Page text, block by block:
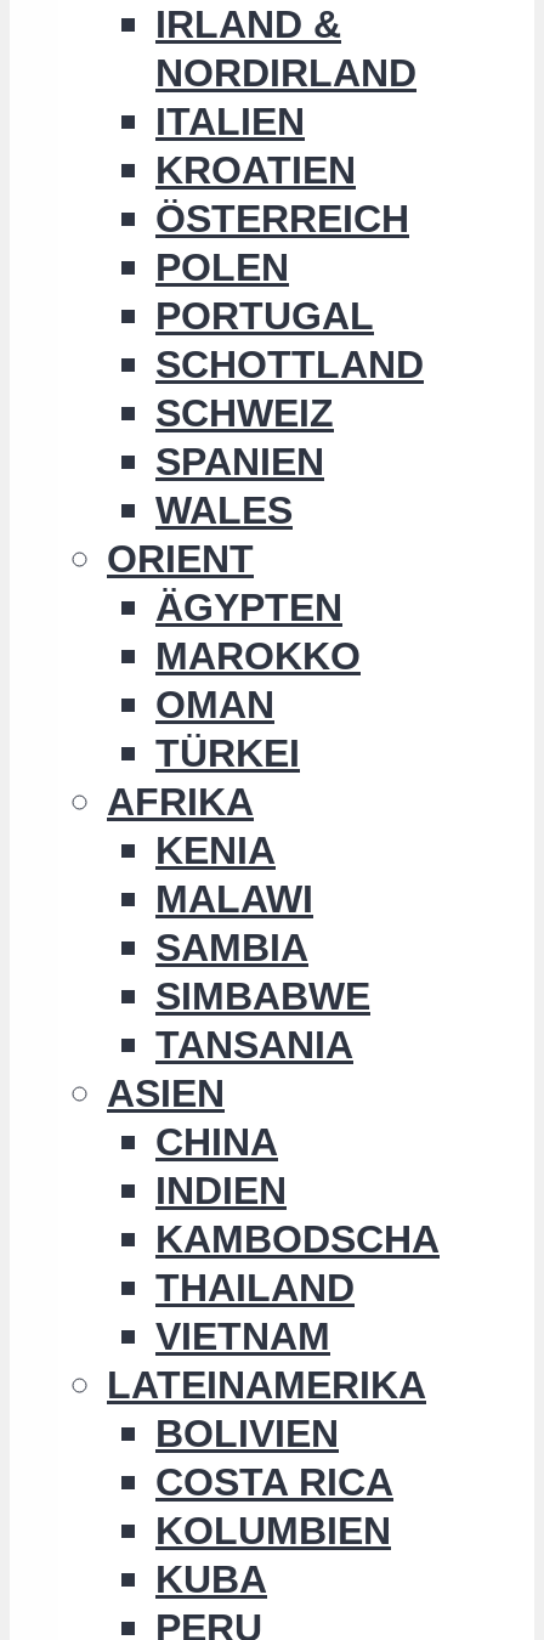
IRLAND &
NORDIRLAND
ITALIEN
KROATIEN
ÖSTERREICH
POLEN
PORTUGAL
SCHOTTLAND
SCHWEIZ
SPANIEN
WALES
ORIENT
ÄGYPTEN
MAROKKO
OMAN
TÜRKEI
AFRIKA
KENIA
MALAWI
SAMBIA
SIMBABWE
TANSANIA
ASIEN
CHINA
INDIEN
KAMBODSCHA
THAILAND
VIETNAM
LATEINAMERIKA
BOLIVIEN
COSTA RICA
KOLUMBIEN
KUBA
PERU